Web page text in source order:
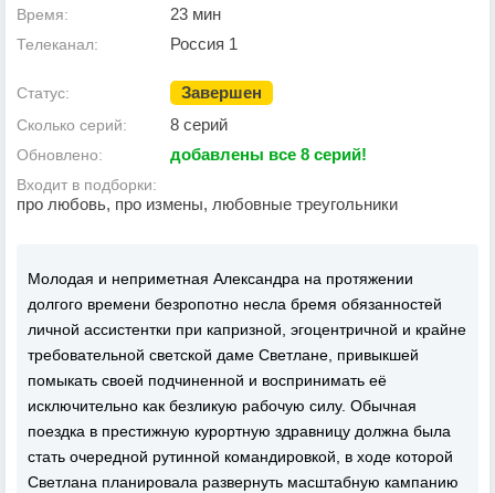
Время: 23 мин
Телеканал: Россия 1
Статус: Завершен
Сколько серий: 8 серий
Обновлено: добавлены все 8 серий!
Входит в подборки:
про любовь, про измены, любовные треугольники
Молодая и неприметная Александра на протяжении
долгого времени безропотно несла бремя обязанностей
личной ассистентки при капризной, эгоцентричной и крайне
требовательной светской даме Светлане, привыкшей
помыкать своей подчиненной и воспринимать её
исключительно как безликую рабочую силу. Обычная
поездка в престижную курортную здравницу должна была
стать очередной рутинной командировкой, в ходе которой
Светлана планировала развернуть масштабную кампанию